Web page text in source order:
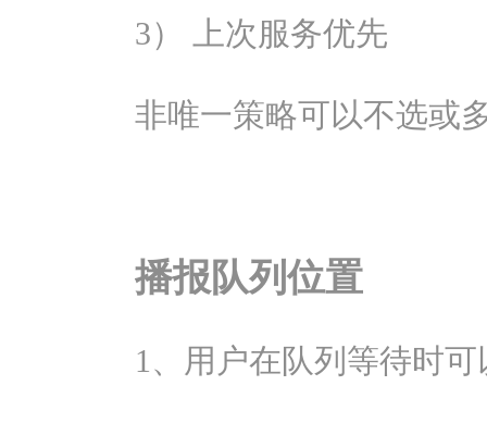
3） 上次服务优先
非唯一策略可以不选或
播报队列位置
1、用户在队列等待时